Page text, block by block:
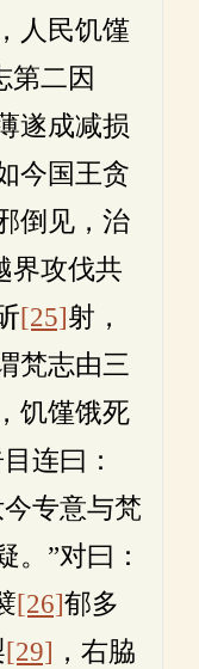
人民饥馑
第二因
遂成减损
今国王贪
倒见，治
界攻伐共
[25]射，
梵志由三
饥馑饿死
连曰：
专意与梵
。”对曰：
[26]郁多
[29] ，右脇